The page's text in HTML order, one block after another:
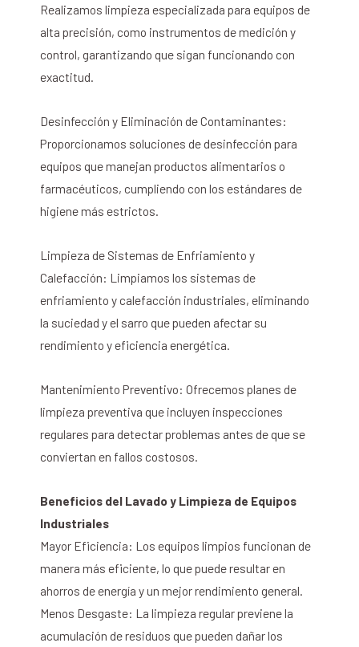
Realizamos limpieza especializada para equipos de
alta precisión, como instrumentos de medición y
control, garantizando que sigan funcionando con
exactitud.
Desinfección y Eliminación de Contaminantes:
Proporcionamos soluciones de desinfección para
equipos que manejan productos alimentarios o
farmacéuticos, cumpliendo con los estándares de
higiene más estrictos.
Limpieza de Sistemas de Enfriamiento y
Calefacción: Limpiamos los sistemas de
enfriamiento y calefacción industriales, eliminando
la suciedad y el sarro que pueden afectar su
rendimiento y eficiencia energética.
Mantenimiento Preventivo: Ofrecemos planes de
limpieza preventiva que incluyen inspecciones
regulares para detectar problemas antes de que se
conviertan en fallos costosos.
Beneficios del Lavado y Limpieza de Equipos
Industriales
Mayor Eficiencia: Los equipos limpios funcionan de
manera más eficiente, lo que puede resultar en
ahorros de energía y un mejor rendimiento general.
Menos Desgaste: La limpieza regular previene la
acumulación de residuos que pueden dañar los